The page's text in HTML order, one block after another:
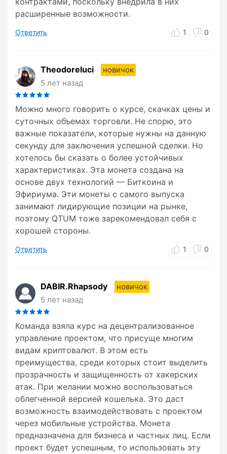
расширенные возможности.
Ответить 1 0
Theodoreluci
новичок
5 лет назад
Можно много говорить о курсе, скачках цены и
суточных объемах торговли. Не спорю, это
важные показатели, которые нужны на данную
секунду для заключения успешной сделки. Но
хотелось бы сказать о более устойчивых
характеристиках. Эта монета создана на
основе двух технологий — Биткоина и
Эфириума. Эти монеты с самого выпуска
занимают лидирующие позиции на рынке,
поэтому QTUM тоже зарекомендовал себя с
хорошей стороны.
Ответить 1 0
DABIR.Rhapsody
новичок
5 лет назад
Команда взяла курс на децентрализованное
управление проектом, что присуще многим
видам криптовалют. В этом есть
преимущества, среди которых стоит выделить
прозрачность и защищенность от хакерских
атак. При желании можно воспользоваться
облегченной версией кошелька. Это даст
возможность взаимодействовать с проектом
через мобильные устройства. Монета
предназначена для бизнеса и частных лиц. Если
проект будет успешным, то использовать эту